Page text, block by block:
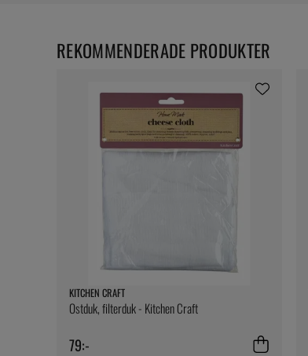
KITCHEN CRAFT
Ostduk, filterduk - Kitchen Craft
79:-
REKOMMENDERADE PRODUKTER